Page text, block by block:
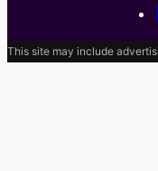
This site may include